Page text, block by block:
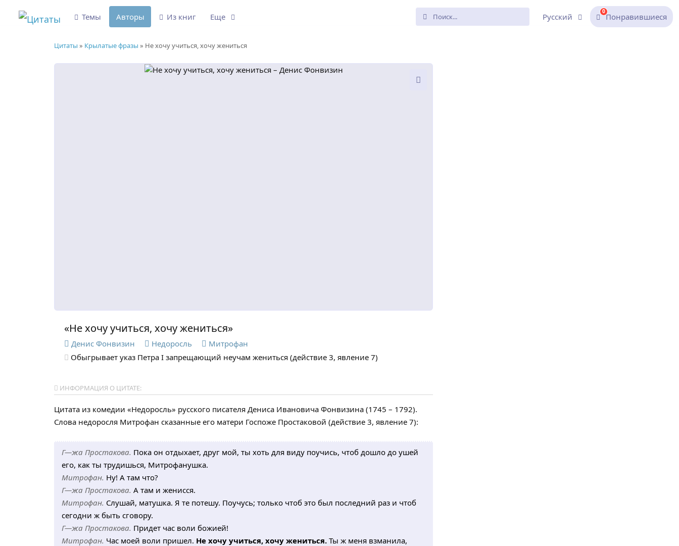
Цитаты » Крылатые фразы » Не хочу учиться, хочу жениться
«Не хочу учиться, хочу жениться»
Денис Фонвизин Недоросль
Митрофан
Обыгрывает указ Петра I запрещающий неучам жениться (действие 3, явление 7)
ИНФОРМАЦИЯ О ЦИТАТЕ:
Цитата из комедии «Недоросль» русского писателя Дениса Ивановича Фонвизина (1745 – 1792).
Слова недоросля Митрофан сказанные его матери Госпоже Простаковой (действие 3, явление 7):
Г—жа Простакова. Пока он отдыхает, друг мой, ты хоть для виду поучись, чтоб дошло до ушей
его, как ты трудишься, Митрофанушка.
Митрофан. Ну! А там что?
Г—жа Простакова. А там и женисся.
Митрофан. Слушай, матушка. Я те потешу. Поучусь; только чтоб это был последний раз и чтоб
сегодни ж быть сговору.
Г—жа Простакова. Придет час воли божией!
Митрофан. Час моей воли пришел. Не хочу учиться, хочу жениться. Ты ж меня взманила,
Темы Авторы Из книг Еще Русский
0
Понравившиеся